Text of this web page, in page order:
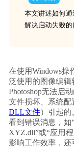
本文讲述如何通
解决启动失败的
在使用Windows操
泛使用的图像编辑
Photoshop无法启
文件损坏、系统
DLL文件）引起的
看到错误消息，如
XYZ.dll”或“应用
影响工作效率，还